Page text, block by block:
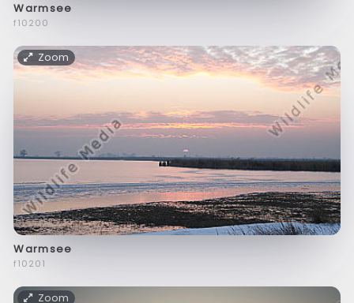
Warmsee
f10200
Zoom
Warmsee
f10201
Zoom